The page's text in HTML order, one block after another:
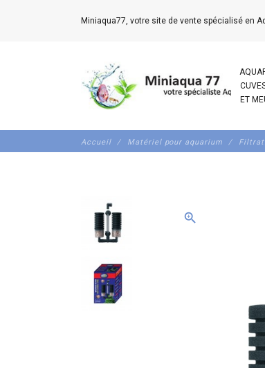
Miniaqua77, votre site de vente spécialisé en
ET
Accueil Matériel pour aquarium
zoom_in